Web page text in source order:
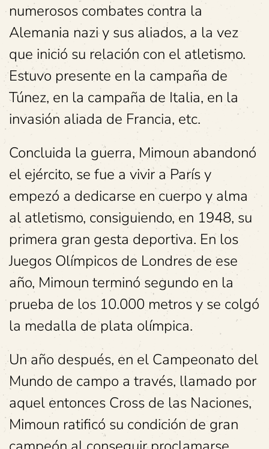
numerosos combates contra la
Alemania nazi y sus aliados, a la vez
que inició su relación con el atletismo.
Estuvo presente en la campaña de
Túnez, en la campaña de Italia, en la
invasión aliada de Francia, etc.
Concluida la guerra, Mimoun abandonó
el ejército, se fue a vivir a París y
empezó a dedicarse en cuerpo y alma
al atletismo, consiguiendo, en 1948, su
primera gran gesta deportiva. En los
Juegos Olímpicos de Londres de ese
año, Mimoun terminó segundo en la
prueba de los 10.000 metros y se colgó
la medalla de plata olímpica.
Un año después, en el Campeonato del
Mundo de campo a través, llamado por
aquel entonces Cross de las Naciones,
Mimoun ratificó su condición de gran